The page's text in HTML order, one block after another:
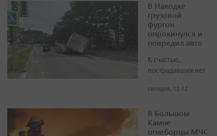
В Находке
грузовой
фургон
опрокинулся и
повредил авто
К счастью,
пострадавших нет
сегодня, 12:12
В Большом
Камне
огнеборцы МЧС